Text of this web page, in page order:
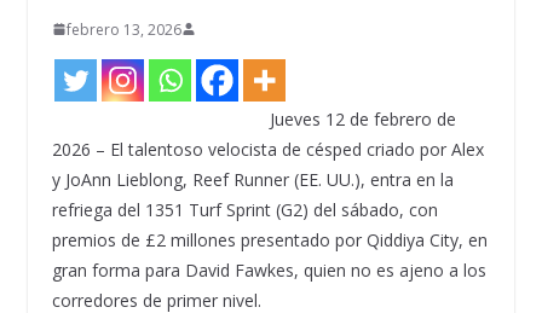
febrero 13, 2026
Jueves 12 de febrero de
2026 – El talentoso velocista de césped criado por Alex
y JoAnn Lieblong, Reef Runner (EE. UU.), entra en la
refriega del 1351 Turf Sprint (G2) del sábado, con
premios de £2 millones presentado por Qiddiya City, en
gran forma para David Fawkes, quien no es ajeno a los
corredores de primer nivel.